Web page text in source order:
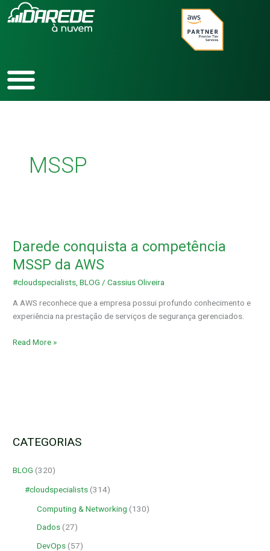
para
MSSP
Darede conquista a competência
MSSP da AWS
#cloudspecialists ,BLOG /Cassius Oliveira
A AWS reconhece que a empresa possui profundo conhecimento e
experiência na prestação de serviços de segurança gerenciados.
a
competência
MSSP
da
Read More »
CATEGORIAS
BLOG (320)
#cloudspecialists (314)
Computing & Networking (130)
Dados (27)
DevOps (57)